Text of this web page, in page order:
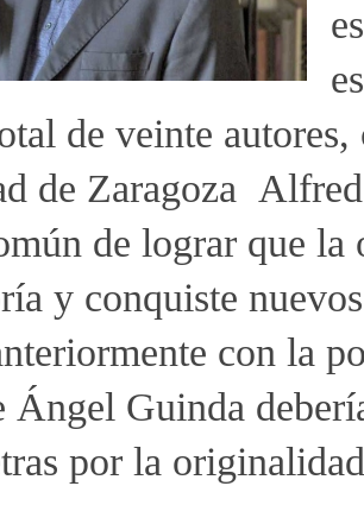
de veinte autores,
de Zaragoza
de lograr que la
y conquiste
con la
Ángel Guinda
por la